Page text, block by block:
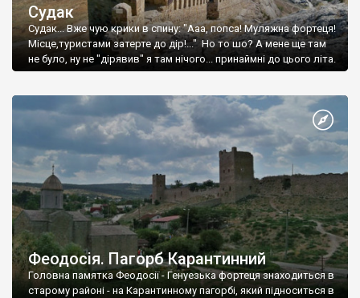
Судак
Судак... Вже чую крики в спину: "Ааа, попса! Муляжна фортеця!
Місце,туристами затерте до дір!..." Но то шо? А мене ще там
не було, ну не "дірявив" я там нічого... принаймні до цього літа.
Феодосія. Пагорб Карантинний
Головна памятка Феодосії - Генуезька фортеця знаходиться в
старому районі - на Карантинному пагорбі, який підноситься в